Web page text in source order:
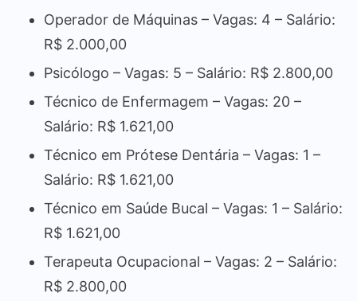
Operador de Máquinas – Vagas: 4 – Salário:
R$ 2.000,00
Psicólogo – Vagas: 5 – Salário: R$ 2.800,00
Técnico de Enfermagem – Vagas: 20 –
Salário: R$ 1.621,00
Técnico em Prótese Dentária – Vagas: 1 –
Salário: R$ 1.621,00
Técnico em Saúde Bucal – Vagas: 1 – Salário:
R$ 1.621,00
Terapeuta Ocupacional – Vagas: 2 – Salário:
R$ 2.800,00